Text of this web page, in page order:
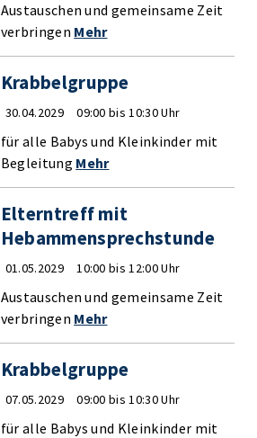
Austauschen und gemeinsame Zeit
verbringen Mehr
Krabbelgruppe
30.04.2029 09:00 bis 10:30 Uhr
für alle Babys und Kleinkinder mit
Begleitung Mehr
Elterntreff mit
Hebammensprechstunde
01.05.2029 10:00 bis 12:00 Uhr
Austauschen und gemeinsame Zeit
verbringen Mehr
Krabbelgruppe
07.05.2029 09:00 bis 10:30 Uhr
für alle Babys und Kleinkinder mit